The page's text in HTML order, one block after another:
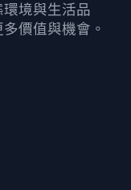
境與生活品
價值與機會。